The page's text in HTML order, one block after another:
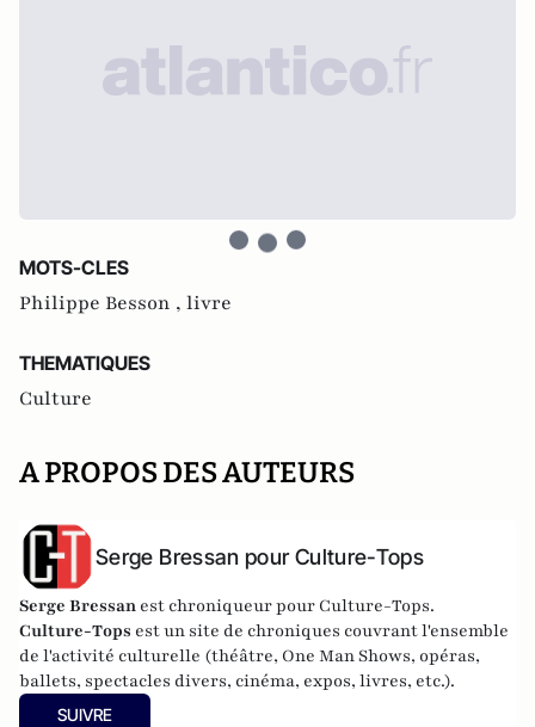
MOTS-CLES
Philippe Besson , livre
THEMATIQUES
Culture
A PROPOS DES AUTEURS
Serge Bressan pour Culture-Tops
Serge Bressan est chroniqueur pour Culture-Tops.
Culture-Tops est un site de chroniques couvrant l'ensemble
de l'activité culturelle (théâtre, One Man Shows, opéras,
ballets, spectacles divers, cinéma, expos, livres, etc.).
SUIVRE